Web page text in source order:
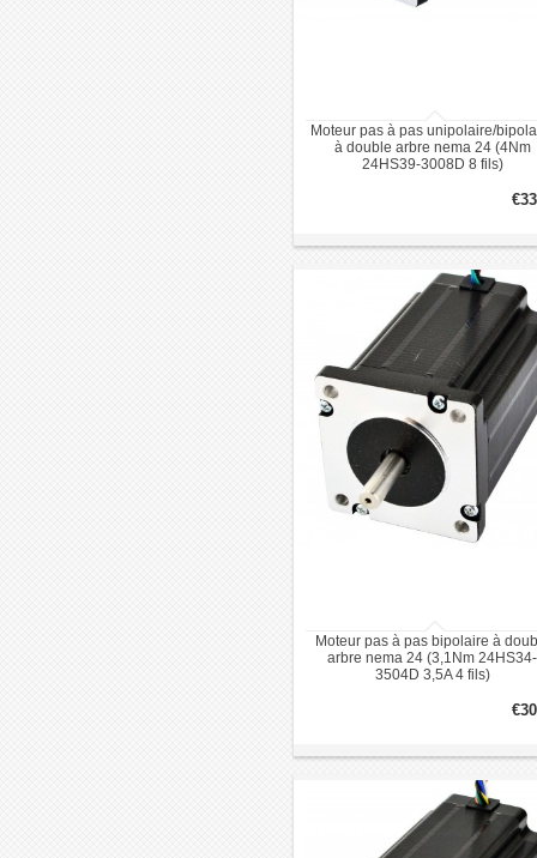
Moteur pas à pas unipolaire/
à double arbre nema 24 (4Nm
24HS39-3008D 8 fils)
Moteur pas à pas bipolaire à
arbre nema 24 (3,1Nm 24HS34-
3504D 3,5A 4 fils)